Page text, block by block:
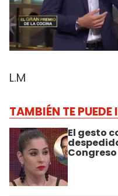
L.M
TAMBIÉN TE PUEDE
El gesto
Congreso